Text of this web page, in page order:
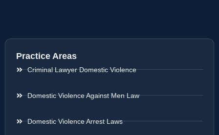
Practice Areas
Criminal Lawyer Domestic Violence
Domestic Violence Against Men Law
Domestic Violence Arrest Laws